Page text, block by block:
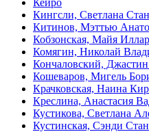
Кингсли, Светлана
Китинов, Мэттью
Кобзонская, Майя
Комягин, Николай
Кончаловский,
Кошеваров, Мигель
Крачковская, Наина
Креслина, Анастасия
Кустикова, Светлана
Кустинская, Сэнди